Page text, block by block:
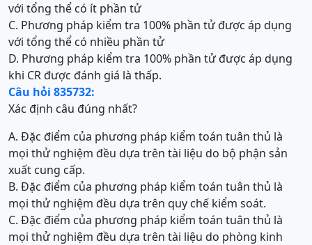
với tổng thể có ít phần tử
C. Phương pháp kiểm tra 100% phần tử được áp dụng
với tổng thể có nhiều phần tử
D. Phương pháp kiểm tra 100% phần tử được áp dụng
khi CR được đánh giá là thấp.
Câu hỏi 835732:
Xác định câu đúng nhất?
A. Đặc điểm của phương pháp kiểm toán tuân thủ là
mọi thử nghiệm đều dựa trên tài liệu do bộ phận sản
xuất cung cấp.
B. Đặc điểm của phương pháp kiểm toán tuân thủ là
mọi thử nghiệm đều dựa trên quy chế kiểm soát.
C. Đặc điểm của phương pháp kiểm toán tuân thủ là
mọi thử nghiệm đều dựa trên tài liệu do phòng kinh